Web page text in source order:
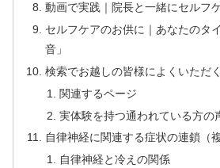
動画で実践｜院長と一緒にセルフ
セルフケアのお供に｜あなたのタ
音」
検索でお越しの皆様によくいただ
関連するページ
実体験を持つ通われている方の
自律神経に関連する症状の連鎖（
自律神経と冷えの関係